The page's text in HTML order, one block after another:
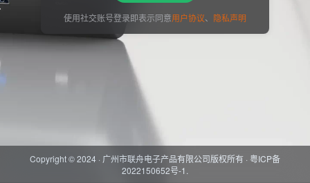
使用社交账号登录即表示同意用户协议、 隐私声明
Copyright © 2024 · 广州市联舟电子产品有限公司版权所有 · 粤ICP备
2022150652号-1 .